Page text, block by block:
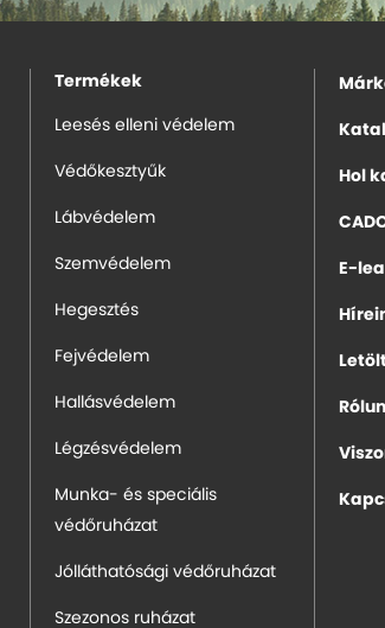
Termékek
Leesés elleni védelem
Védőkesztyűk
Lábvédelem
Szemvédelem
Hegesztés
Fejvédelem
Hallásvédelem
Légzésvédelem
Munka- és speciális
védőruházat
Jólláthatósági védőruházat
Szezonos ruházat
Hol
E-